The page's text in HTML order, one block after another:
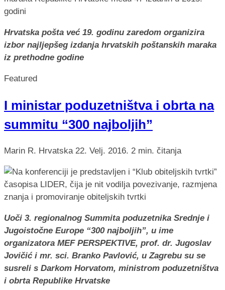
Hrvatska pošta već 19. godinu zaredom organizira
izbor najljepšeg izdanja hrvatskih poštanskih maraka
iz prethodne godine
Featured
I ministar poduzetništva i obrta na
summitu “300 najboljih”
Marin R. Hrvatska 22. Velj. 2016. 2 min. čitanja
Uoči 3. regionalnog Summita poduzetnika Srednje i
Jugoistočne Europe “300 najboljih”, u ime
organizatora MEF PERSPEKTIVE, prof. dr. Jugoslav
Jovičić i mr. sci. Branko Pavlović, u Zagrebu su se
susreli s Darkom Horvatom, ministrom poduzetništva
i obrta Republike Hrvatske